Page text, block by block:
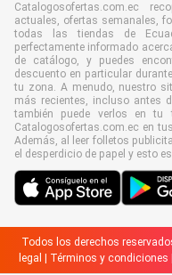
Catalogosofertas.com.ec
actuales, ofertas semanales,
todas las tiendas de
perfectamente informado
de catálogo, y puedes
descuento en particular
tu zona. A menudo, nuestro
más recientes, incluso antes
también puede verlos en tu
Catalogosofertas.com.ec en
Además, al leer folletos
el desperdicio de papel y esto
Todos los derechos
legal
Términos y condiciones